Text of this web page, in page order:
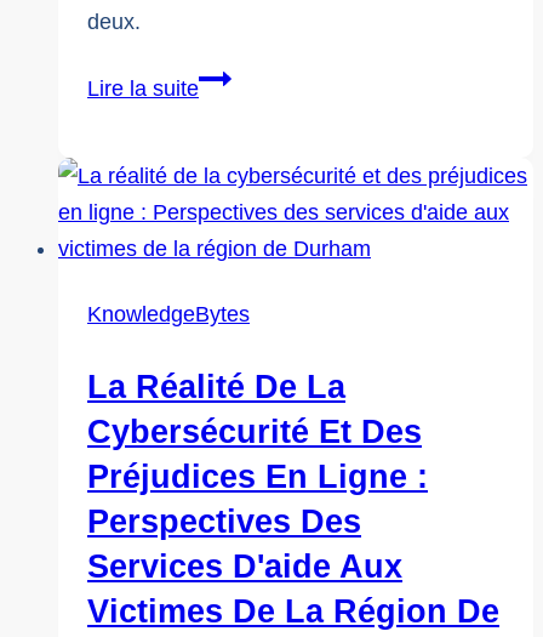
deux.
Lire la suiteGroupes
jeunes
-
Nouveau
d'études
sur
la
cybersécurité
KnowledgeBytes
La Réalité De La
Cybersécurité Et Des
Préjudices En Ligne :
Perspectives Des
Services D'aide Aux
Victimes De La Région De